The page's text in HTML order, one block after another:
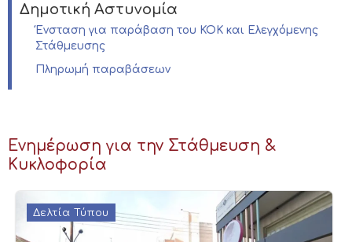
Δημοτική Αστυνομία
Ένσταση για παράβαση του ΚΟΚ και Ελεγχόμενης
Στάθμευσης
Πληρωμή παραβάσεων
Ενημέρωση για την Στάθμευση &
Κυκλοφορία
Δελτία Τύπου